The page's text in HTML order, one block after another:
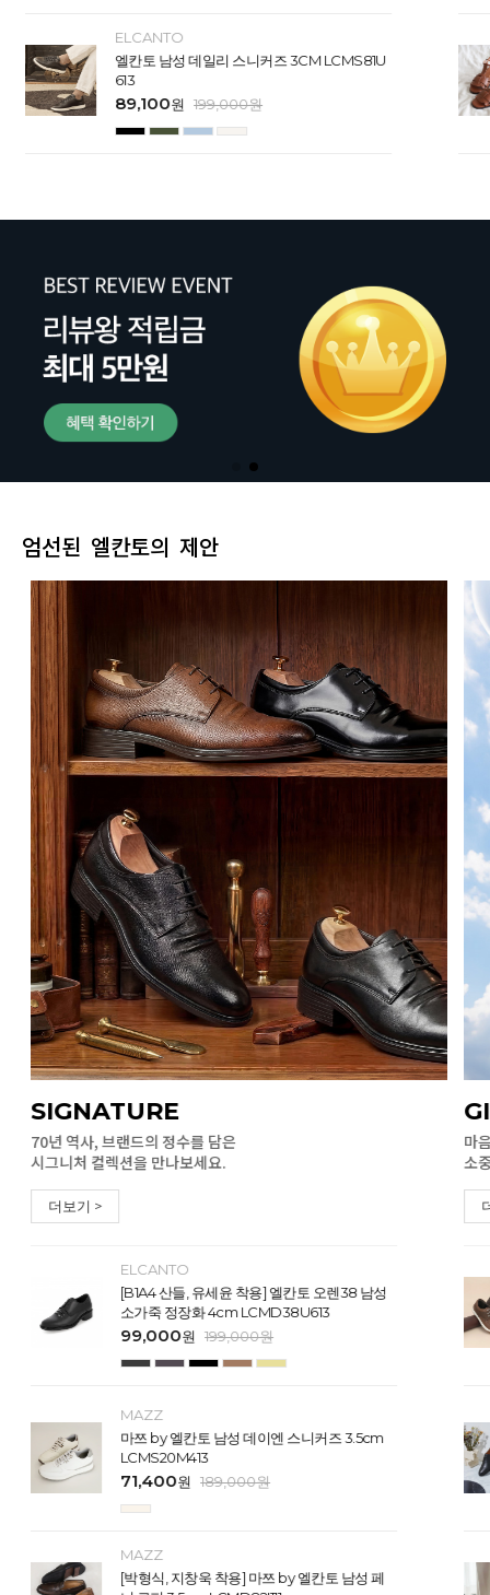
ELCANTO
엘칸토 남성 데일리 스니커즈 3CM LCMS81U
613
89,100원 199,000원
엄선된 엘칸토의 제안
SIGNATURE
70년 역사, 브랜드의 정수를 담은
시그니처 컬렉션을 만나보세요.
더보기 >
ELCANTO
[B1A4 산들, 유세윤 착용] 엘칸토 오렌38 남성
소가죽 정장화 4cm LCMD38U613
99,000원 199,000원
MAZZ
마쯔 by 엘칸토 남성 데이엔 스니커즈 3.5cm
LCMS20M413
71,400원 189,000원
MAZZ
[박형식, 지창욱 착용] 마쯔 by 엘칸토 남성 페
마
소